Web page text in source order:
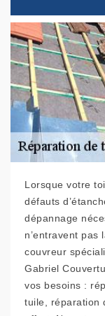
Lorsque votre
défauts
dépannage
n’entravent pas
couvreur
Gabriel
vos besoins :
tuile, réparation